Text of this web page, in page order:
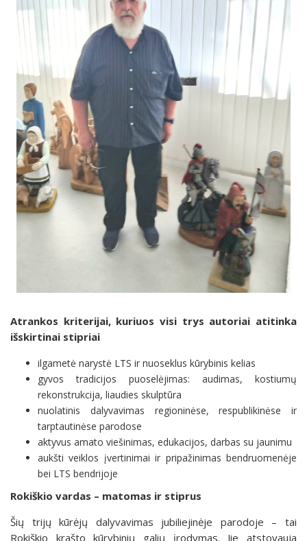
Atrankos kriterijai, kuriuos visi trys autoriai atitinka
išskirtinai stipriai
ilgametė narystė LTS ir nuoseklus kūrybinis kelias
gyvos tradicijos puoselėjimas: audimas, kostiumų
rekonstrukcija, liaudies skulptūra
nuolatinis dalyvavimas regioninėse, respublikinėse ir
tarptautinėse parodose
aktyvus amato viešinimas, edukacijos, darbas su jaunimu
aukšti veiklos įvertinimai ir pripažinimas bendruomenėje
bei LTS bendrijoje
Rokiškio vardas – matomas ir stiprus
Šių trijų kūrėjų dalyvavimas jubiliejinėje parodoje – tai
Rokiškio krašto kūrybinių galių įrodymas. Jie atstovauja